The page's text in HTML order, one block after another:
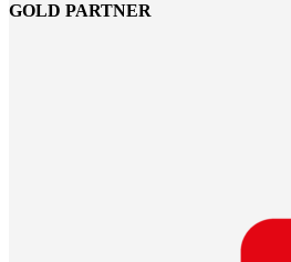
GOLD PARTNER